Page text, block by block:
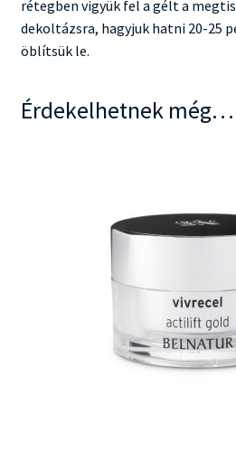
rétegben vigyük fel a gélt a
dekoltázsra, hagyjuk hatni 20-25
öblítsük le.
Érdekelhetnek még…